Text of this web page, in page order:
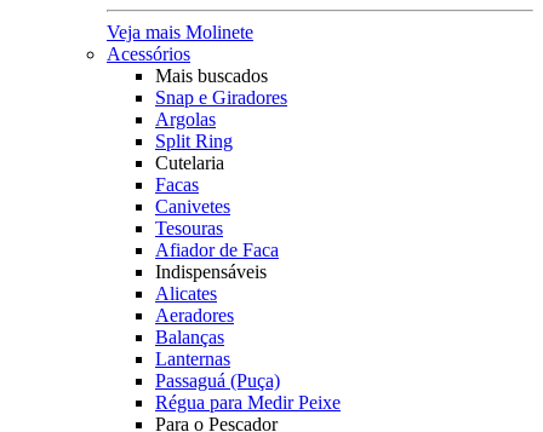
Veja mais Molinete
Acessórios
Mais buscados
Snap e Giradores
Argolas
Split Ring
Cutelaria
Facas
Canivetes
Tesouras
Afiador de Faca
Indispensáveis
Alicates
Aeradores
Balanças
Lanternas
Passaguá (Puça)
Régua para Medir Peixe
Para o Pescador